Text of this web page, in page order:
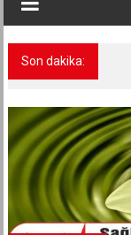
Son dakika: